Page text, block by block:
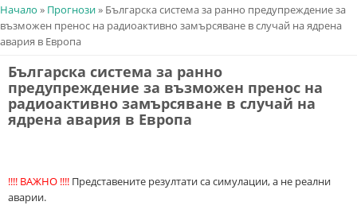
You are here
Начало » Прогнози» Българска система за ранно предупреждение за
възможен пренос на радиоактивно замърсяване в случай на ядрена
авария в Европа
Българска система за ранно
предупреждение за възможен пренос на
радиоактивно замърсяване в случай на
ядрена авария в Европа
!!!! ВАЖНО !!!! Представените резултати са симулации, а не реални
аварии.